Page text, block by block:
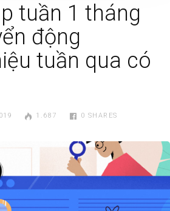
tuần 1 tháng
động
tuần qua có
1.687 0 SHARES